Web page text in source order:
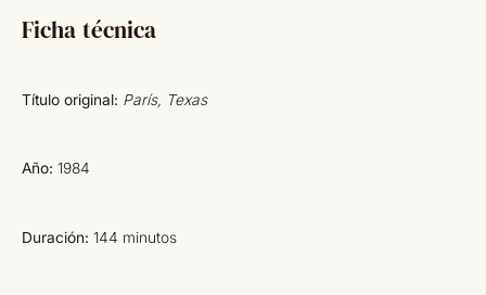
Ficha técnica
Título original: París, Texas
Año: 1984
Duración: 144 minutos